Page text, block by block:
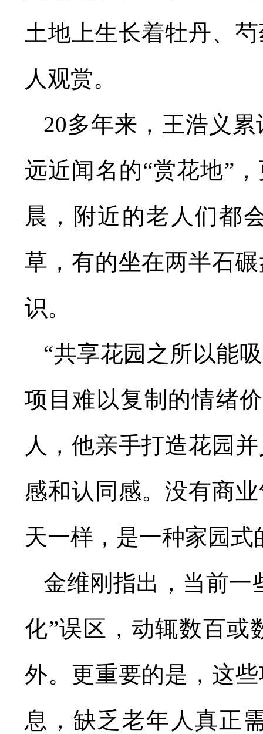
土地上生长着牡丹、
人观赏。
20多年来，王浩义
远近闻名的“赏花地”
晨，附近的老人们都
草，有的坐在两半石
识。
“共享花园之所以能
项目难以复制的情绪
人，他亲手打造花园
感和认同感。没有商
天一样，是一种家园式
金维刚指出，当前一
化”误区，动辄数百或
外。更重要的是，这
息，缺乏老年人真正